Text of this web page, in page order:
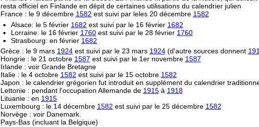
resta officiel en Finlande en dépit de certaines utilisations du calendrier julien
France : le 9 décembre 1582 est suivi par leles 20 décembre 1582
Alsace: le 5 février 1682 est suivi par le 16 février 1682
Lorraine: le 16 février 1760 est suivi par le 28 février 1760
Strasbourg: en février 1682
Grèce : le 9 mars 1924est suivi par le 23 mars 1924(d'autre sources donnent
Hongrie : le 21 octobre 1587 est suivi par le 1er novembre 1587
Irlande : voir Grande Bretagne
Italie : le 4 octobre 1582 est suivi par le 15 octobre 1582
Japon : le calendrier grégorien fut introduit en supplément du calendrier
Lettonie : pendant l'occupation Allemande de 1915à 1918
Lituanie : en 1915
Luxembourg : le 14 décembre 1582 est suivi par le 25 décembre 1582
Norvège : voir Danemark.
Pays-Bas (incluant la Belgique)